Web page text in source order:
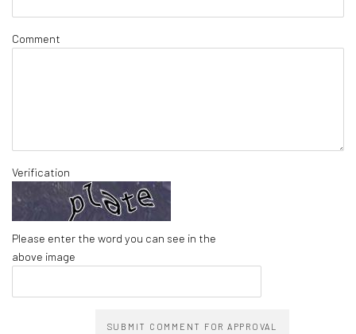
Comment
Verification
Please enter the word you can see in the
above image
SUBMIT COMMENT FOR APPROVAL